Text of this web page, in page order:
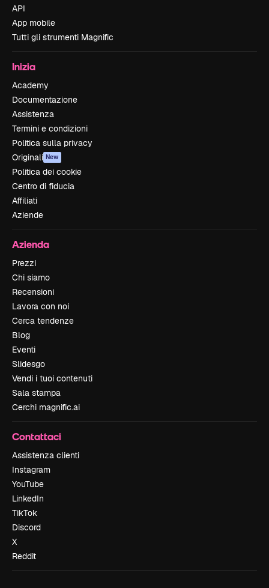
API
App mobile
Tutti gli strumenti Magnific
Inizia
Academy
Documentazione
Assistenza
Termini e condizioni
Politica sulla privacy
Originali New
Politica dei cookie
Centro di fiducia
Affiliati
Aziende
Azienda
Prezzi
Chi siamo
Recensioni
Lavora con noi
Cerca tendenze
Blog
Eventi
Slidesgo
Vendi i tuoi contenuti
Sala stampa
Cerchi magnific.ai
Contattaci
Assistenza clienti
Instagram
YouTube
LinkedIn
TikTok
Discord
X
Reddit